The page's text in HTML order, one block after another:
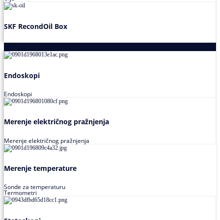
SKF RecondOil Box
Endoskopi
Endoskopi
Merenje električnog pražnjenja
Merenje električnog pražnjenja
Merenje temperature
Sonde za temperaturu
Termometri